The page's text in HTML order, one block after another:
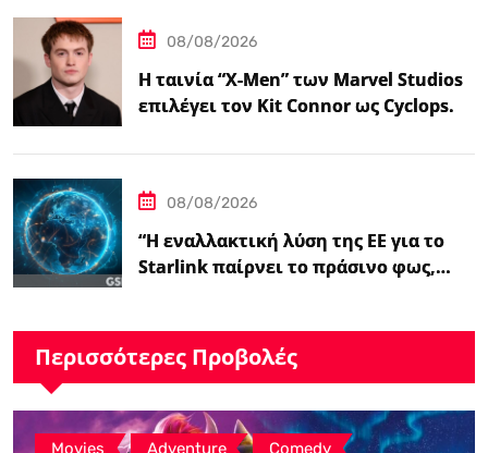
08/08/2026
Η ταινία “X-Men” των Marvel Studios
επιλέγει τον Kit Connor ως Cyclops.
08/08/2026
“Η εναλλακτική λύση της ΕΕ για το
Starlink παίρνει το πράσινο φως,…
Περισσότερες Προβολές
Movies , Adventure , Comedy